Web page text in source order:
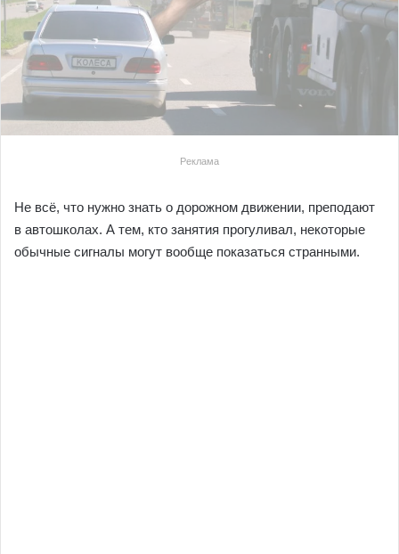
Реклама
Не всё, что нужно знать о дорожном движении, преподают
в автошколах. А тем, кто занятия прогуливал, некоторые
обычные сигналы могут вообще показаться странными.